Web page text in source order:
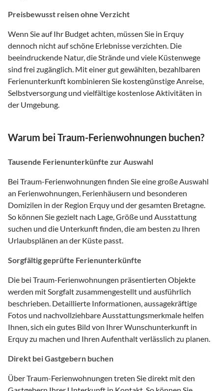
Preisbewusst reisen ohne Verzicht
Wenn Sie auf Ihr Budget achten, müssen Sie in Erquy
dennoch nicht auf schöne Erlebnisse verzichten. Die
beeindruckende Natur, die Strände und viele Küstenwege
sind frei zugänglich. Mit einer gut gewählten, bezahlbaren
Ferienunterkunft kombinieren Sie kostengünstige Anreise,
Selbstversorgung und vielfältige kostenlose Aktivitäten in
der Umgebung.
Warum bei Traum-Ferienwohnungen buchen?
Tausende Ferienunterkünfte zur Auswahl
Bei Traum-Ferienwohnungen finden Sie eine große Auswahl
an Ferienwohnungen, Ferienhäusern und besonderen
Domizilen in der Region Erquy und der gesamten Bretagne.
So können Sie gezielt nach Lage, Größe und Ausstattung
suchen und die Unterkunft finden, die am besten zu Ihren
Urlaubsplänen an der Küste passt.
Sorgfältig geprüfte Ferienunterkünfte
Die bei Traum-Ferienwohnungen präsentierten Objekte
werden mit Sorgfalt zusammengestellt und ausführlich
beschrieben. Detaillierte Informationen, aussagekräftige
Fotos und nachvollziehbare Ausstattungsmerkmale helfen
Ihnen, sich ein gutes Bild von Ihrer Wunschunterkunft in
Erquy zu machen und Ihren Aufenthalt verlässlich zu planen.
Direkt bei Gastgebern buchen
Über Traum-Ferienwohnungen treten Sie direkt mit den